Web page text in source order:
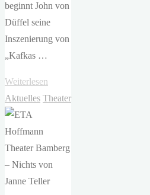
beginnt John von
Düffel seine
Inszenierung von
„Kafkas …
Weiterlesen
Hoffmann
Kafkas
Erzählungen"
Aktuelles Theater